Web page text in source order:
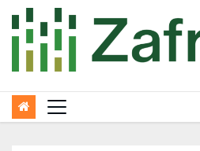
to
content